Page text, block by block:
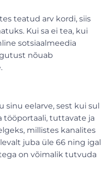
teatud arv kordi, siis
Kui sa ei tea, kui
sotsiaalmeedia
nõuab
sinu eelarve, sest kui sul
tööportaali, tuttavate ja
millistes kanalites
juba üle 66 ning igal
on võimalik tutvuda